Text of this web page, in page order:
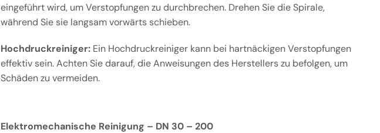
eingeführt wird, um Verstopfungen zu durchbrechen. Drehen Sie die Spirale,
während Sie sie langsam vorwärts schieben.
Hochdruckreiniger:Ein Hochdruckreiniger kann bei hartnäckigen Verstopfungen
effektiv sein. Achten Sie darauf, die Anweisungen des Herstellers zu befolgen, um
Schäden zu vermeiden.
Elektromechanische Reinigung – DN 30 – 200